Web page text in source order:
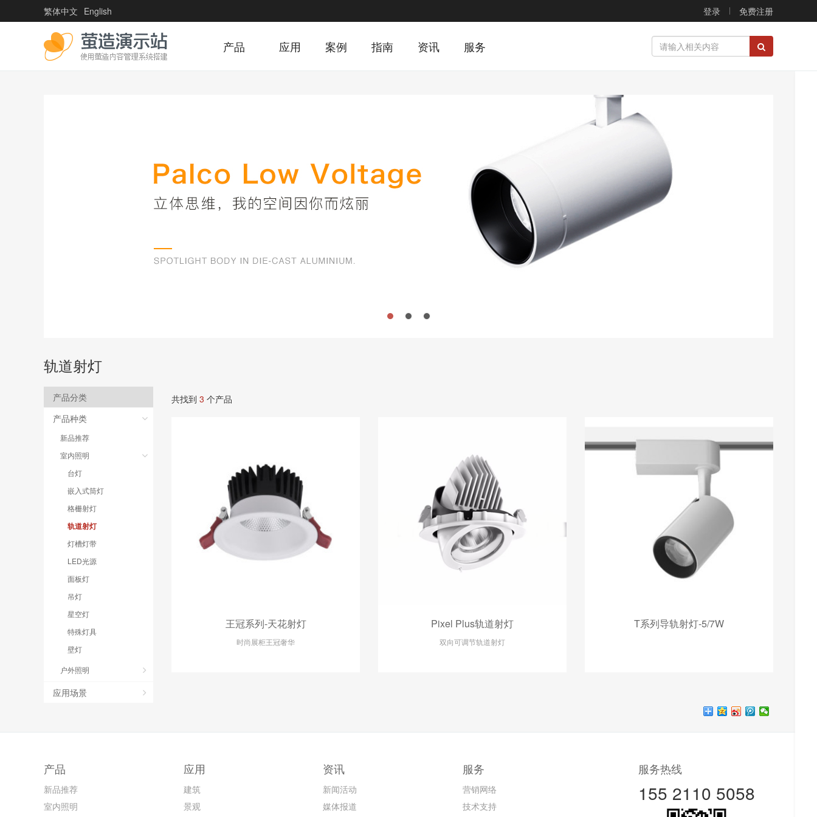
繁体中文 English 登录 免费注册
产品 应用 案例 指南 资讯 服务
轨道射灯
产品分类
产品种类
新品推荐
室内照明
台灯
嵌入式筒灯
格栅射灯
轨道射灯
灯槽灯带
LED光源
面板灯
吊灯
星空灯
特殊灯具
壁灯
户外照明
应用场景
共找到 3 个产品
王冠系列-天花射灯
时尚展柜王冠奢华
Pixel Plus轨道射灯
双向可调节轨道射灯
T系列导轨射灯-5/7W
产品
新品推荐
室内照明
应用
建筑
景观
资讯
新闻活动
媒体报道
服务
营销网络
技术支持
服务热线
155 2110 5058